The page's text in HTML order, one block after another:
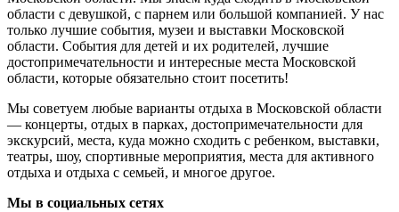
области с девушкой, с парнем или большой компанией. У нас
только лучшие события, музеи и выставки Московской
области. События для детей и их родителей, лучшие
достопримечательности и интересные места Московской
области, которые обязательно стоит посетить!
Мы советуем любые варианты отдыха в Московской области
— концерты, отдых в парках, достопримечательности для
экскурсий, места, куда можно сходить с ребенком, выставки,
театры, шоу, спортивные мероприятия, места для активного
отдыха и отдыха с семьей, и многое другое.
Мы в социальных сетях